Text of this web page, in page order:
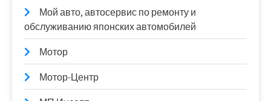
Мой авто, автосервис по ремонту и
обслуживанию японских автомобилей
Мотор
Мотор-Центр